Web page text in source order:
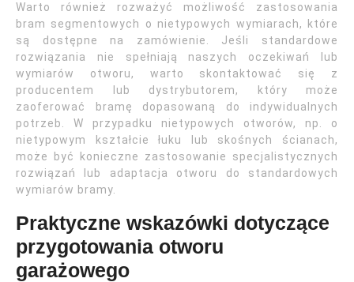
Warto również rozważyć możliwość zastosowania
bram segmentowych o nietypowych wymiarach, które
są dostępne na zamówienie. Jeśli standardowe
rozwiązania nie spełniają naszych oczekiwań lub
wymiarów otworu, warto skontaktować się z
producentem lub dystrybutorem, który może
zaoferować bramę dopasowaną do indywidualnych
potrzeb. W przypadku nietypowych otworów, np. o
nietypowym kształcie łuku lub skośnych ścianach,
może być konieczne zastosowanie specjalistycznych
rozwiązań lub adaptacja otworu do standardowych
wymiarów bramy.
Praktyczne wskazówki dotyczące
przygotowania otworu
garażowego